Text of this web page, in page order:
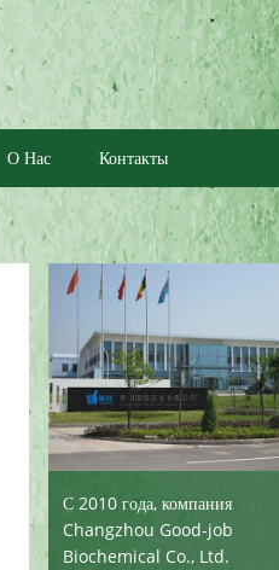
О Нас Контакты
С 2010 года, компания
Changzhou Good-job
Biochemical Co., Ltd.